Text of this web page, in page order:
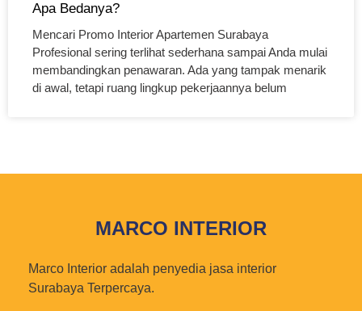
Apa Bedanya?
Mencari Promo Interior Apartemen Surabaya
Profesional sering terlihat sederhana sampai Anda mulai
membandingkan penawaran. Ada yang tampak menarik
di awal, tetapi ruang lingkup pekerjaannya belum
MARCO INTERIOR
Marco Interior adalah penyedia jasa interior
Surabaya Terpercaya.